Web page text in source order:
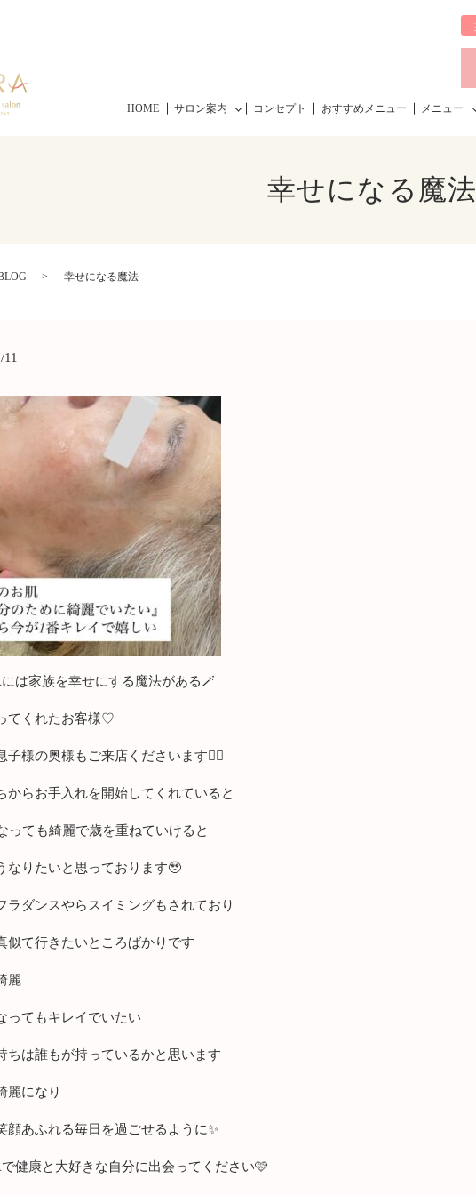
HOME サロン案内 コンセプト おすすめメニュー メニュー
幸せになる魔法
幸せになる魔法
11
は家族を幸せにする魔法がある🪄
てくれたお客様♡
子様の奥様もご来店くださいます🙇‍♀️
からお手入れを開始してくれていると
っても綺麗で歳を重ねていけると
なりたいと思っております🥹
ラダンスやらスイミングもされており
似て行きたいところばかりです
麗
ってもキレイでいたい
ちは誰もが持っているかと思います
麗になり
顔あふれる毎日を過ごせるように✨
健康と大好きな自分に出会ってください🩷